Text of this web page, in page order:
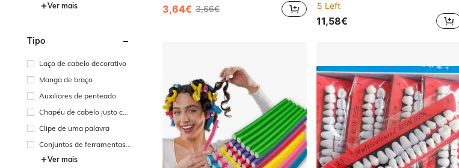
Ver mais
Tipo
Laço de cabelo decorativo
Manga de braço
Auxiliares de penteado
Chapéu de cabelo justo co
Clipe de uma palavra
Conjuntos de ferramentas
de estilo
Ver mais
3,64€ 3,66€
5 Left
11,58€